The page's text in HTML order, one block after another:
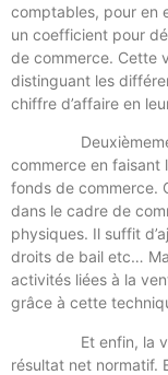
comptables, pour en
un coefficient pour
de commerce. Cette
distinguant les
chiffre d’affaire en
Deuxièmement,
commerce en faisant
fonds de commerce.
dans le cadre de
physiques. Il suffit
droits de bail etc…
activités liées à la
grâce à cette
Et enfin, la
résultat net normatif.